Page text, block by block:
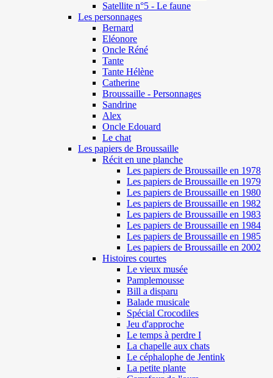
Satellite n°5 - Le faune
Les personnages
Bernard
Eléonore
Oncle Réné
Tante
Tante Hélène
Catherine
Broussaille - Personnages
Sandrine
Alex
Oncle Edouard
Le chat
Les papiers de Broussaille
Récit en une planche
Les papiers de Broussaille en 1978
Les papiers de Broussaille en 1979
Les papiers de Broussaille en 1980
Les papiers de Broussaille en 1982
Les papiers de Broussaille en 1983
Les papiers de Broussaille en 1984
Les papiers de Broussaille en 1985
Les papiers de Broussaille en 2002
Histoires courtes
Le vieux musée
Pamplemousse
Bill a disparu
Balade musicale
Spécial Crocodiles
Jeu d'approche
Le temps à perdre I
La chapelle aux chats
Le céphalophe de Jentink
La petite plante